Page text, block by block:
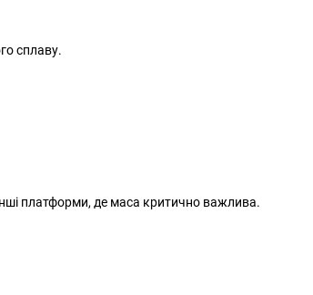
сплаву.
платформи, де маса критично важлива.